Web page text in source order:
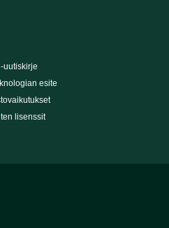
uutiskirje
esite
lisenssit